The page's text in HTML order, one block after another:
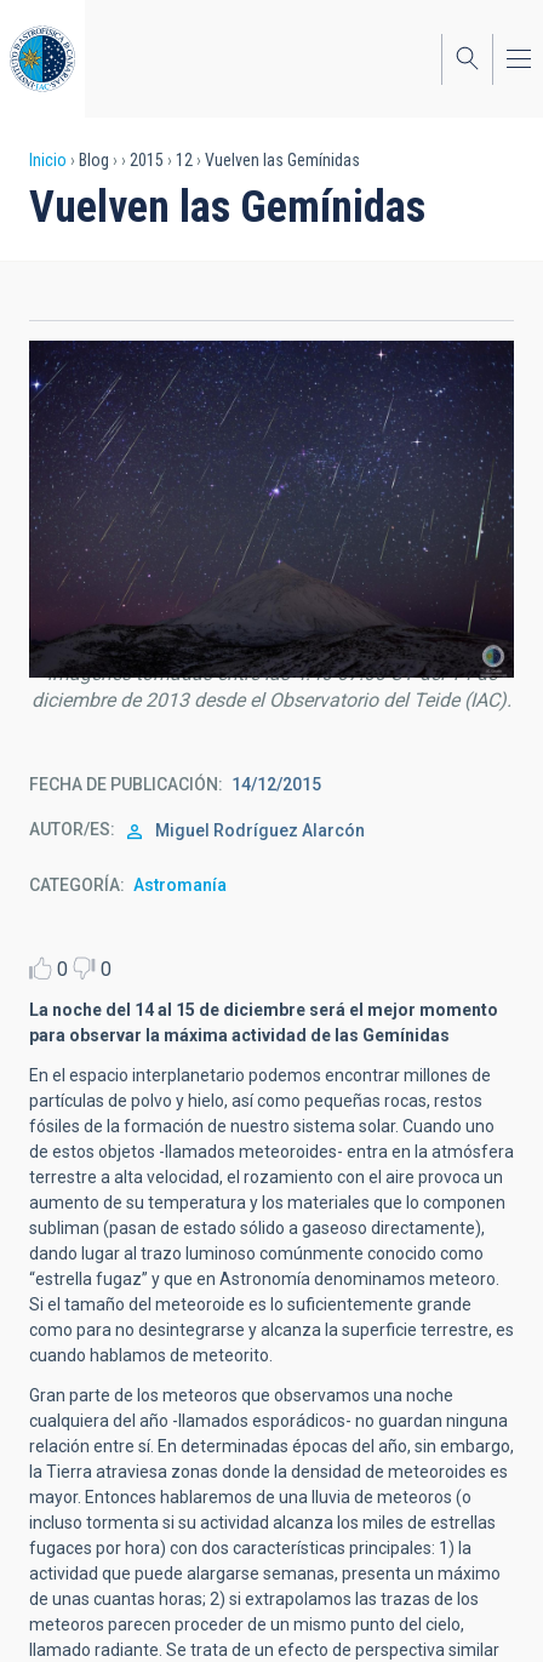
al
contenido
principal
Sobrescribir
enlaces
a
la
navegación
Inicio Blog 2015 12 Vuelven las Gemínidas
Vuelven las Gemínidas
Composición de la lluvia de estrellas fugaces Gemínidas
sobre el volcán Teide (Tenerife), obtenida a partir de
imágenes tomadas entre las 4:40-07:00 UT del 14 de
diciembre de 2013 desde el Observatorio del Teide (IAC).
FECHA DE PUBLICACIÓN 14/12/2015
AUTOR/ES Miguel Rodríguez Alarcón
CATEGORÍA Astromanía
0 0
La noche del 14 al 15 de diciembre será el mejor momento
para observar la máxima actividad de las Gemínidas
En el espacio interplanetario podemos encontrar millones de
partículas de polvo y hielo, así como pequeñas rocas, restos
fósiles de la formación de nuestro sistema solar. Cuando uno
de estos objetos -llamados meteoroides- entra en la atmósfera
terrestre a alta velocidad, el rozamiento con el aire provoca un
aumento de su temperatura y los materiales que lo componen
subliman (pasan de estado sólido a gaseoso directamente),
dando lugar al trazo luminoso comúnmente conocido como
“estrella fugaz” y que en Astronomía denominamos meteoro.
Si el tamaño del meteoroide es lo suficientemente grande
como para no desintegrarse y alcanza la superficie terrestre, es
cuando hablamos de meteorito.
Gran parte de los meteoros que observamos una noche
cualquiera del año -llamados esporádicos- no guardan ninguna
relación entre sí. En determinadas épocas del año, sin embargo,
la Tierra atraviesa zonas donde la densidad de meteoroides es
mayor. Entonces hablaremos de una lluvia de meteoros (o
incluso tormenta si su actividad alcanza los miles de estrellas
fugaces por hora) con dos características principales: 1) la
actividad que puede alargarse semanas, presenta un máximo
de unas cuantas horas; 2) si extrapolamos las trazas de los
meteoros parecen proceder de un mismo punto del cielo,
llamado radiante. Se trata de un efecto de perspectiva similar